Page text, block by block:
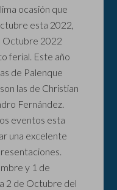
ocasión que
esta 2022,
Octubre 2022
ferial. Este año
de Palenque
las de Christian
Fernández.
eventos esta
una excelente
y 1 de
2 de Octubre del